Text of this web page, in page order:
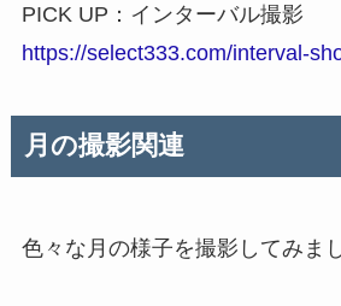
PICK UP：インターバル撮影
https://select333.com/interval-
月の撮影関連
色々な月の様子を撮影してみま